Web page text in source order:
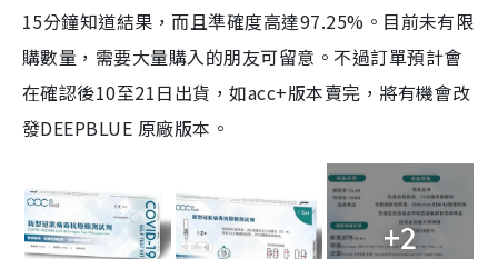
15分鐘知道結果，而且準確度高達97.25%。目前未有限
購數量，需要大量購入的朋友可留意。不過訂單預計會
在確認後10至21日出貨，如acc+版本賣完，將有機會改
發DEEPBLUE 原廠版本。
+2